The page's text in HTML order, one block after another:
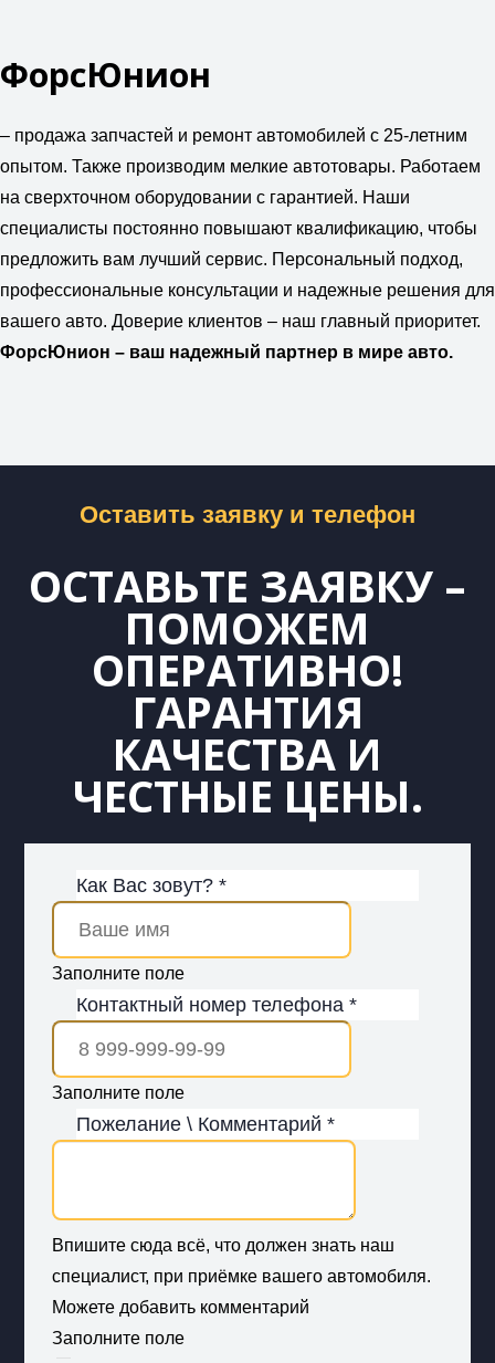
ФорсЮнион
– продажа запчастей и ремонт автомобилей с 25-летним
опытом. Также производим мелкие автотовары. Работаем
на сверхточном оборудовании с гарантией. Наши
специалисты постоянно повышают квалификацию, чтобы
предложить вам лучший сервис. Персональный подход,
профессиональные консультации и надежные решения для
вашего авто. Доверие клиентов – наш главный приоритет.
ФорсЮнион – ваш надежный партнер в мире авто.
Оставить заявку и телефон
ОСТАВЬТЕ ЗАЯВКУ –
ПОМОЖЕМ
ОПЕРАТИВНО!
ГАРАНТИЯ
КАЧЕСТВА И
ЧЕСТНЫЕ ЦЕНЫ.
Как Вас зовут? *
Заполните поле
Контактный номер телефона *
Заполните поле
Пожелание \ Комментарий *
Впишите сюда всё, что должен знать наш
специалист, при приёмке вашего автомобиля.
Можете добавить комментарий
Заполните поле